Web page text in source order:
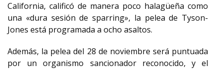
California, calificó de manera poco halagüeña como
una «dura sesión de sparring», la pelea de Tyson-
Jones está programada a ocho asaltos.
Además, la pelea del 28 de noviembre será puntuada
por un organismo sancionador reconocido, y el